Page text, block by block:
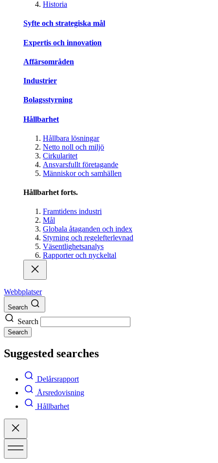
Historia
Syfte och strategiska mål
Expertis och innovation
Affärsområden
Industrier
Bolagsstyrning
Hållbarhet
Hållbara lösningar
Netto noll och miljö
Cirkularitet
Ansvarsfullt företagande
Människor och samhällen
Hållbarhet forts.
Framtidens industri
Mål
Globala åtaganden och index
Styrning och regelefterlevnad
Väsentlighetsanalys
Rapporter och nyckeltal
Webbplatser
Search
Search
Search
Suggested searches
Delårsrapport
Årsredovisning
Hållbarhet